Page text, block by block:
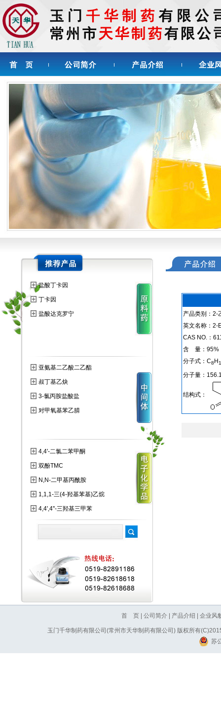
盐酸丁卡因
丁卡因
盐酸达克罗宁
亚氨基二乙酸二乙酯
叔丁基乙炔
3-氯丙胺盐酸盐
对甲氧基苯乙腈
4,4'-二氯二苯甲酮
双酚TMC
N,N-二甲基丙酰胺
1,1,1-三(4-羟基苯基)乙烷
4,4',4''-三羟基三甲苯
产品类别：2-
英文名称：2-
CAS NO.：
含 量：95%
分子式：C8 H
分子量：
结构式：
首 页 公司简介 产品介绍 企业风
玉门千华制药有限公司(常州市天华制药有限公司)版权所有
苏